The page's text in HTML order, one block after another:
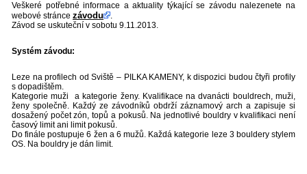
Veškeré potřebné informace a aktuality týkající se závodu nalezenete na
webové stránce závodu
.
Závod se uskuteční v sobotu 9.11.2013.
Systém závodu:
Leze na profilech od Sviště – PILKA KAMENY, k dispozici budou čtyři profily
s dopadištěm.
Kategorie muži a kategorie ženy. Kvalifikace na dvanácti bouldrech, muži,
ženy společně. Každý ze závodníků obdrží záznamový arch a zapisuje si
dosažený počet zón, topů a pokusů. Na jednotlivé bouldry v kvalifikaci není
časový limit ani limit pokusů.
Do finále postupuje 6 žen a 6 mužů. Každá kategorie leze 3 bouldery stylem
OS. Na bouldry je dán limit.